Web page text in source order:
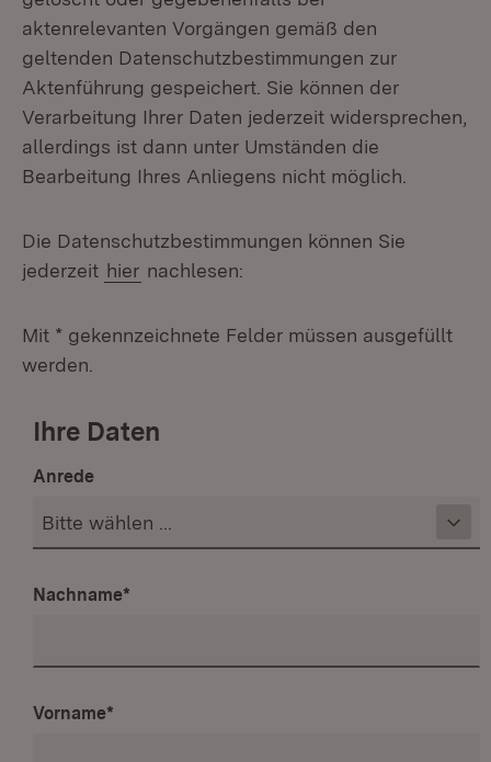
aktenrelevanten Vorgängen gemäß den
geltenden Datenschutzbestimmungen zur
Aktenführung gespeichert. Sie können der
Verarbeitung Ihrer Daten jederzeit widersprechen,
allerdings ist dann unter Umständen die
Bearbeitung Ihres Anliegens nicht möglich.
Die Datenschutzbestimmungen können Sie
jederzeit hier nachlesen:
Mit * gekennzeichnete Felder müssen ausgefüllt
werden.
Ihre Daten
Anrede
Nachname*
Vorname*